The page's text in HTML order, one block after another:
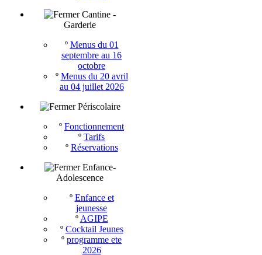
Cantine -
Garderie
º Menus du 01
septembre au 16
octobre
º Menus du 20 avril
au 04 juillet 2026
Périscolaire
º Fonctionnement
º Tarifs
º Réservations
Enfance-
Adolescence
º Enfance et
jeunesse
º AGIPE
º Cocktail Jeunes
º programme ete
2026